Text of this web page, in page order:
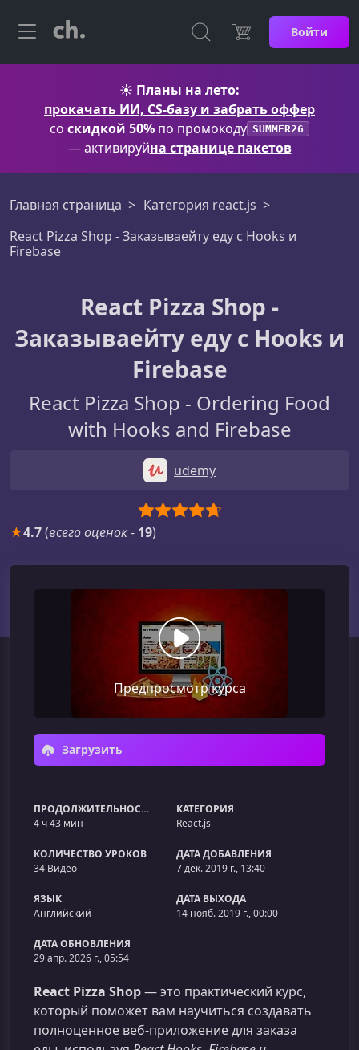
Войти
☀️ Планы на лето:
прокачать ИИ, CS-базу и забрать оффер
со скидкой 50% по промокоду SUMMER26
— активируйна странице пакетов
Главная страница
Категория react.js
React Pizza Shop - Заказываейту еду с Hooks и
Firebase
React Pizza Shop -
Заказываейту еду с Hooks и
Firebase
React Pizza Shop - Ordering Food
with Hooks and Firebase
udemy
★4.7(всего оценок- 19)
Предпросмотр курса
Загрузить
ПРОДОЛЖИТЕЛЬНОСТЬ
4 ч 43 мин
КАТЕГОРИЯ
React.js
КОЛИЧЕСТВО УРОКОВ
34 Видео
ДАТА ДОБАВЛЕНИЯ
7 дек. 2019 г., 13:40
ЯЗЫК
Английский
ДАТА ВЫХОДА
14 нояб. 2019 г., 00:00
ДАТА ОБНОВЛЕНИЯ
29 апр. 2026 г., 05:54
React Pizza Shop— это практический курс,
который поможет вам научиться создавать
полноценное веб‑приложение для заказа